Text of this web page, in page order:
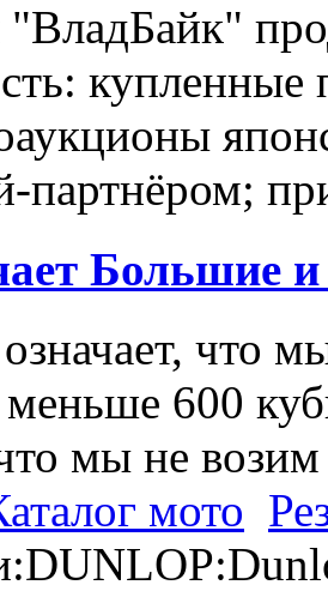
купленные
партнёром;
Большие
означает, что
меньше 600
мы не
мото